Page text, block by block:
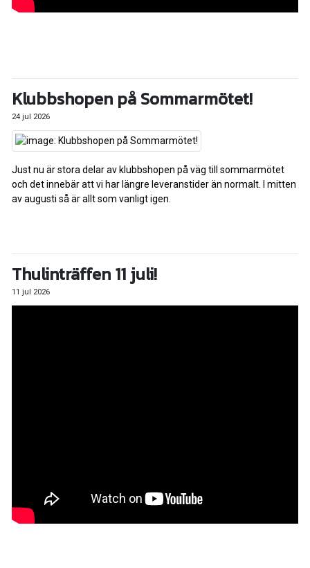
Klubbshopen på Sommarmötet!
24 jul 2026
Just nu är stora delar av klubbshopen på väg till sommarmötet
och det innebär att vi har längre leveranstider än normalt. I mitten
av augusti så är allt som vanligt igen.
Thulinträffen 11 juli!
11 jul 2026